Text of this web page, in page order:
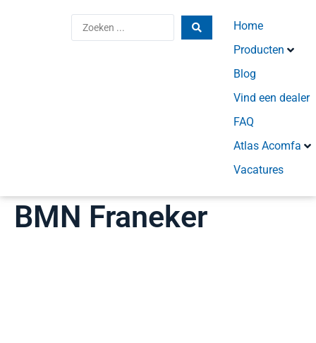
Home
Producten
Blog
Vind een dealer
FAQ
Atlas Acomfa
Vacatures
BMN Franeker